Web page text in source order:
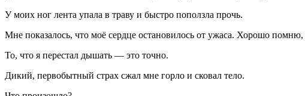
У моих ног лента упала в траву и быстро поползла прочь.
Мне показалось, что моё сердце остановилось от ужаса. Хорошо
То, что я перестал дышать — это точно.
Дикий, первобытный страх сжал мне горло и сковал тело.